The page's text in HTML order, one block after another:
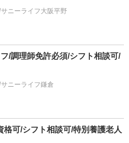
ニーライフ大阪平野
/調理師免許必須/シフト相談可/
ニーライフ鎌倉
格可/シフト相談可/特別養護老人